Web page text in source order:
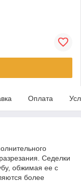
Оплата
Седелки
обжимая ее с
более